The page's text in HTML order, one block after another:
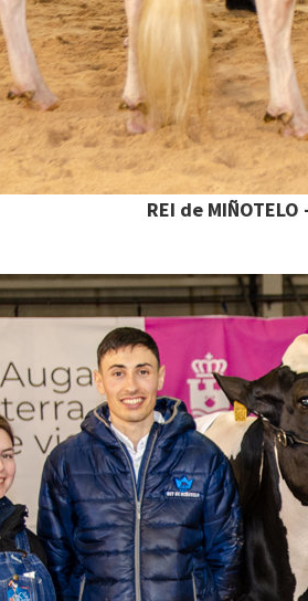
REI de